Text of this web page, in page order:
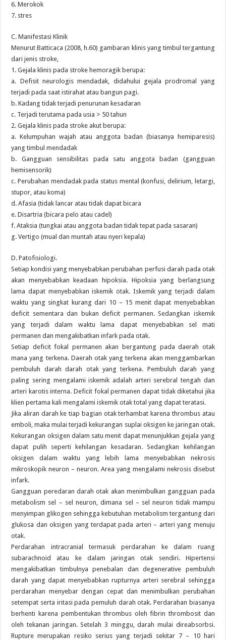
6. Merokok
7. stres
C. Manifestasi Klinik
Menurut Batticaca (2008, h.60) gambaran klinis yang timbul tergantung
dari jenis stroke,
1. Gejala klinis pada stroke hemoragik berupa:
a. Defisit neurologis mendadak, didahului gejala prodromal yang
terjadi pada saat istirahat atau bangun pagi.
b. Kadang tidak terjadi penurunan kesadaran
c. Terjadi terutama pada usia > 50 tahun
2. Gejala klinis pada stroke akut berupa:
a. Kelumpuhan wajah atau anggota badan (biasanya hemiparesis)
yang timbul mendadak
b. Gangguan sensibilitas pada satu anggota badan (gangguan
hemisensorik)
c. Perubahan mendadak pada status mental (konfusi, delirium, letargi,
stupor, atau koma)
d. Afasia (tidak lancar atau tidak dapat bicara
e. Disartria (bicara pelo atau cadel)
f. Ataksia (tungkai atau anggota badan tidak tepat pada sasaran)
g. Vertigo (mual dan muntah atau nyeri kepala)
D. Patofisiologi.
Setiap kondisi yang menyebabkan perubahan perfusi darah pada otak
akan menyebabkan keadaan hipoksia. Hipoksia yang berlangsung
lama dapat menyebabkan iskemik otak. Iskemik yang terjadi dalam
waktu yang singkat kurang dari 10 – 15 menit dapat menyebabkan
deficit sementara dan bukan deficit permanen. Sedangkan iskemik
yang terjadi dalam waktu lama dapat menyebabkan sel mati
permanen dan mengakibatkan infark pada otak.
Setiap deficit fokal permanen akan bergantung pada daerah otak
mana yang terkena. Daerah otak yang terkena akan menggambarkan
pembuluh darah darah otak yang terkena. Pembuluh darah yang
paling sering mengalami iskemik adalah arteri serebral tengah dan
arteri karotis interna. Deficit fokal permanen dapat tidak diketahui jika
klien pertama kali mengalami iskemik otak total yang dapat teratasi.
Jika aliran darah ke tiap bagian otak terhambat karena thrombus atau
emboli, maka mulai terjadi kekurangan suplai oksigen ke jaringan otak.
Kekurangan oksigen dalam satu menit dapat menunjukkan gejala yang
dapat pulih seperti kehilangan kesadaran. Sedangkan kehilangan
oksigen dalam waktu yang lebih lama menyebabkan nekrosis
mikroskopik neuron – neuron. Area yang mengalami nekrosis disebut
infark.
Gangguan peredaran darah otak akan menimbulkan gangguan pada
metabolism sel – sel neuron, dimana sel – sel neuron tidak mampu
menyimpan glikogen sehingga kebutuhan metabolism tergantung dari
glukosa dan oksigen yang terdapat pada arteri – arteri yang menuju
otak.
Perdarahan intracranial termasuk perdarahan ke dalam ruang
subarachnoid atau ke dalam jaringan otak sendiri. Hipertensi
mengakibatkan timbulnya penebalan dan degenerative pembuluh
darah yang dapat menyebabkan rupturnya arteri serebral sehingga
perdarahan menyebar dengan cepat dan menimbulkan perubahan
setempat serta iritasi pada pemuluh darah otak. Perdarahan biasanya
berhenti karena pembentukan thrombus oleh fibrin thrombosit dan
oleh tekanan jaringan. Setelah 3 minggu, darah mulai direabsorbsi.
Rupture merupakan resiko serius yang terjadi sekitar 7 – 10 hari